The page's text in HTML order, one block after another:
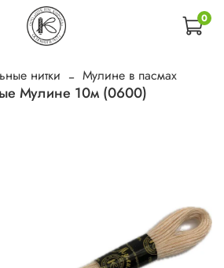
0
нитки Мулине в пасмах
Мулине 10м (0600)